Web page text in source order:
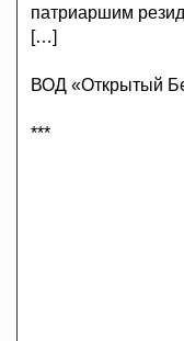
патриаршим
[…]
ВОД «Открытый
***